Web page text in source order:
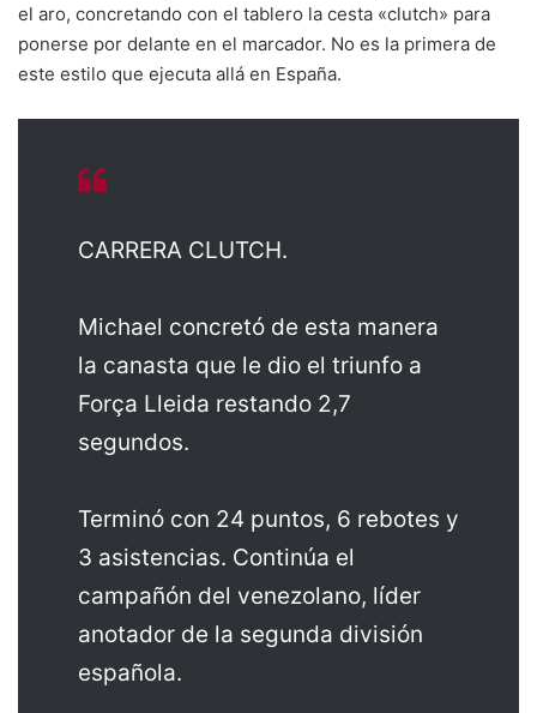
el aro, concretando con el tablero la cesta «clutch» para
ponerse por delante en el marcador. No es la primera de
este estilo que ejecuta allá en España.
CARRERA CLUTCH.
Michael concretó de esta manera
la canasta que le dio el triunfo a
Força Lleida restando 2,7
segundos.
Terminó con 24 puntos, 6 rebotes y
3 asistencias. Continúa el
campañón del venezolano, líder
anotador de la segunda división
española.